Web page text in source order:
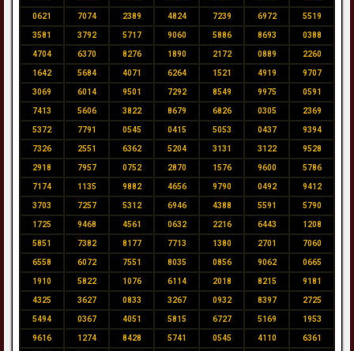
0621 7074 2389 4824 7239 6972 5519
3581 3792 5717 9060 5886 8693 0388
4704 6370 8276 1890 2172 0889 2260
1642 5684 4071 6264 1521 4919 9707
3069 6014 9501 7292 8549 9975 0591
7413 5606 3822 8679 6826 0305 2369
5372 7791 0545 0415 5053 0437 9394
7326 2551 6362 5204 3131 3122 9528
2918 7957 0752 2870 1576 9600 5786
7174 1135 9882 4656 9790 0492 9412
3703 7257 5312 6946 4388 5591 5790
1725 9468 4561 0632 2216 6443 1208
5851 7382 8177 7713 1380 2701 7060
6558 6072 7551 8035 0856 9062 0665
1910 5822 1076 6114 2018 8215 9181
4325 3627 0833 3267 0932 8397 2725
5494 0367 4051 5815 6727 5169 1953
9616 1274 8428 5741 0545 4110 6361